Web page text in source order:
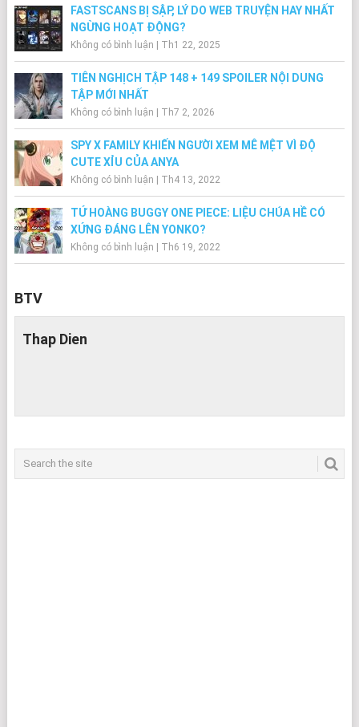
FASTSCANS BỊ SẬP, LÝ DO WEB TRUYỆN HAY NHẤT
NGỪNG HOẠT ĐỘNG?
Không có bình luận | Th1 22, 2025
TIÊN NGHỊCH TẬP 148 + 149 SPOILER NỘI DUNG
TẬP MỚI NHẤT
Không có bình luận | Th7 2, 2026
SPY X FAMILY KHIẾN NGƯỜI XEM MÊ MỆT VÌ ĐỘ
CUTE XỈU CỦA ANYA
Không có bình luận | Th4 13, 2022
TỨ HOÀNG BUGGY ONE PIECE: LIỆU CHÚA HỀ CÓ
XỨNG ĐÁNG LÊN YONKO?
Không có bình luận | Th6 19, 2022
BTV
Thap Dien